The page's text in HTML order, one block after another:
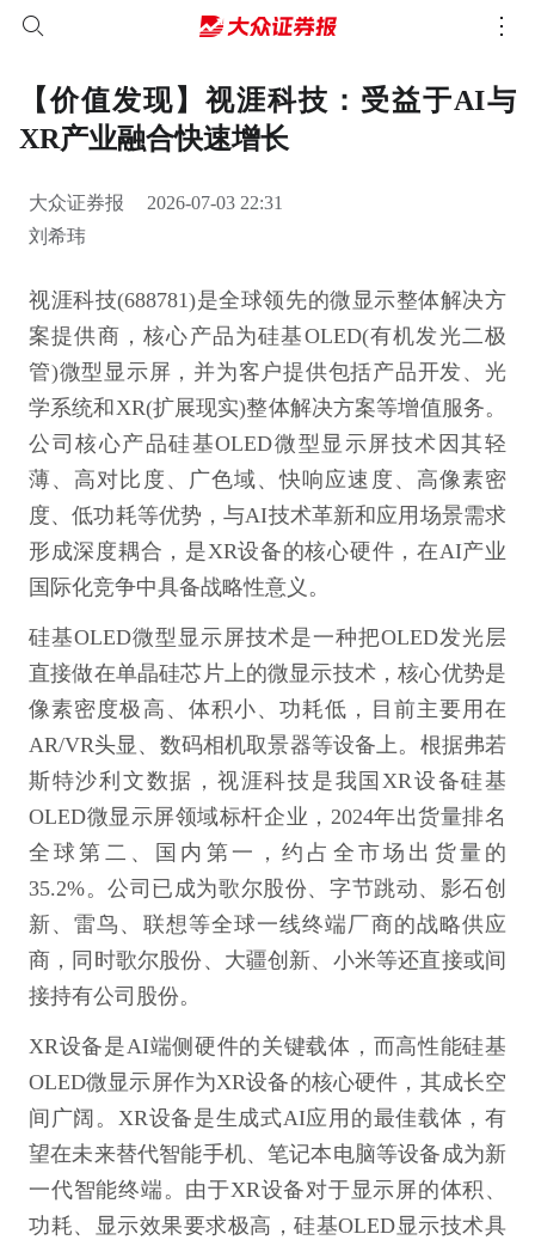
【价值发现】视涯科技：受益于AI与
XR产业融合快速增长
大众证券报
2026-07-03 22:31
刘希玮
视涯科技(688781)是全球领先的微显示整体解决方
案提供商，核心产品为硅基OLED(有机发光二极
管)微型显示屏，并为客户提供包括产品开发、光
学系统和XR(扩展现实)整体解决方案等增值服务。
公司核心产品硅基OLED微型显示屏技术因其轻
薄、高对比度、广色域、快响应速度、高像素密
度、低功耗等优势，与AI技术革新和应用场景需求
形成深度耦合，是XR设备的核心硬件，在AI产业
国际化竞争中具备战略性意义。
硅基OLED微型显示屏技术是一种把OLED发光层
直接做在单晶硅芯片上的微显示技术，核心优势是
像素密度极高、体积小、功耗低，目前主要用在
AR/VR头显、数码相机取景器等设备上。根据弗若
斯特沙利文数据，视涯科技是我国XR设备硅基
OLED微显示屏领域标杆企业，2024年出货量排名
全球第二、国内第一，约占全市场出货量的
35.2%。公司已成为歌尔股份、字节跳动、影石创
新、雷鸟、联想等全球一线终端厂商的战略供应
商，同时歌尔股份、大疆创新、小米等还直接或间
接持有公司股份。
XR设备是AI端侧硬件的关键载体，而高性能硅基
OLED微显示屏作为XR设备的核心硬件，其成长空
间广阔。XR设备是生成式AI应用的最佳载体，有
望在未来替代智能手机、笔记本电脑等设备成为新
一代智能终端。由于XR设备对于显示屏的体积、
功耗、显示效果要求极高，硅基OLED显示技术具